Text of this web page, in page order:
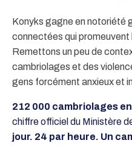
Konyks gagne en notoriété
connectées qui
Remettons un peu de
cambriolages et des
gens forcément anxieux et
212 000 cambriolages
chiffre officiel du Ministère
jour. 24 par heure. Un